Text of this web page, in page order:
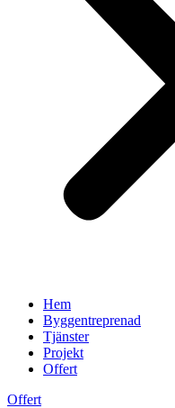
Hem
Byggentreprenad
Tjänster
Projekt
Offert
Offert